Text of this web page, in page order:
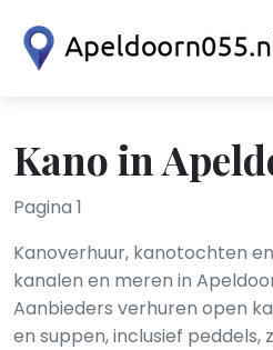
Kano in
Pagina 1
Kanoverhuur, kanotochten
kanalen en meren in
Aanbieders verhuren open
en suppen, inclusief peddels,